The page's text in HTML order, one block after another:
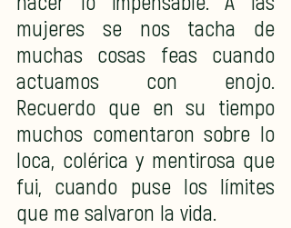
mujeres se nos tacha de
muchas cosas feas cuando
actuamos con enojo.
Recuerdo que en su tiempo
muchos comentaron sobre lo
loca, colérica y mentirosa que
fui, cuando puse los límites
que me salvaron la vida.